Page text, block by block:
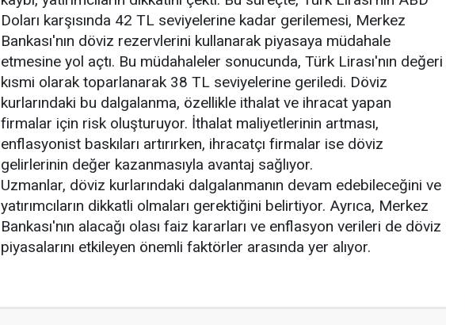
Doları karşısında 42 TL seviyelerine kadar gerilemesi, Merkez
Bankası'nın döviz rezervlerini kullanarak piyasaya müdahale
etmesine yol açtı. Bu müdahaleler sonucunda, Türk Lirası'nın değeri
kısmi olarak toparlanarak 38 TL seviyelerine geriledi. Döviz
kurlarındaki bu dalgalanma, özellikle ithalat ve ihracat yapan
firmalar için risk oluşturuyor. İthalat maliyetlerinin artması,
enflasyonist baskıları artırırken, ihracatçı firmalar ise döviz
gelirlerinin değer kazanmasıyla avantaj sağlıyor.
Uzmanlar, döviz kurlarındaki dalgalanmanın devam edebileceğini ve
yatırımcıların dikkatli olmaları gerektiğini belirtiyor. Ayrıca, Merkez
Bankası'nın alacağı olası faiz kararları ve enflasyon verileri de döviz
piyasalarını etkileyen önemli faktörler arasında yer alıyor.